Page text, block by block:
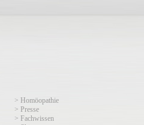
> Homöopathie
> Presse
> Fachwissen